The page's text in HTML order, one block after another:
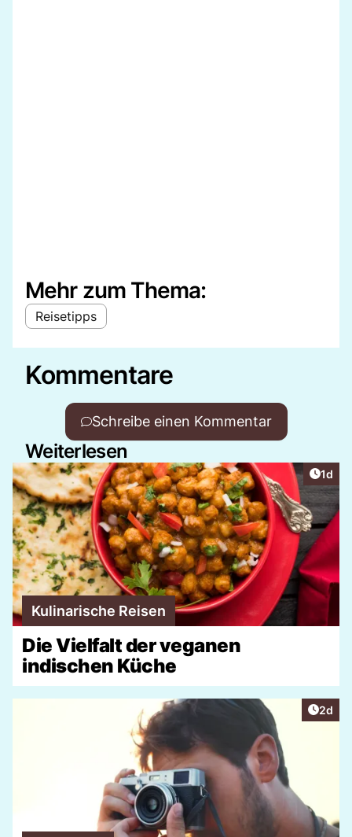
Mehr zum Thema:
Reisetipps
Kommentare
Schreibe einen Kommentar
Weiterlesen
1d
Kulinarische Reisen
Die Vielfalt der veganen
indischen Küche
2d